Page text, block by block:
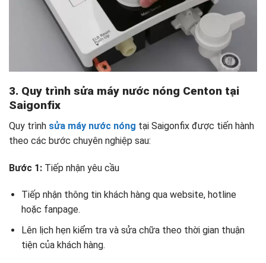
3. Quy trình sửa máy nước nóng Centon tại
Saigonfix
Quy trình sửa máy nước nóng tại Saigonfix được tiến hành
theo các bước chuyên nghiệp sau:
Bước 1: Tiếp nhận yêu cầu
Tiếp nhận thông tin khách hàng qua website, hotline
hoặc fanpage.
Lên lịch hẹn kiểm tra và sửa chữa theo thời gian thuận
tiện của khách hàng.